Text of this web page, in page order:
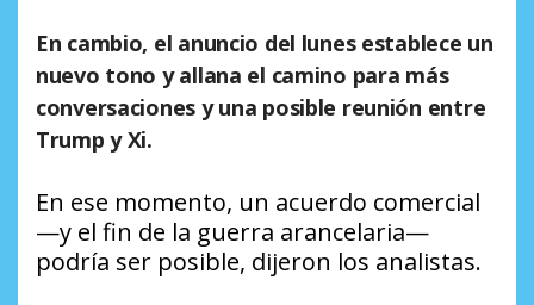
En cambio, el anuncio del lunes establece un
nuevo tono y allana el camino para más
conversaciones y una posible reunión entre
Trump y Xi.
En ese momento, un acuerdo comercial
—y el fin de la guerra arancelaria—
podría ser posible, dijeron los analistas.